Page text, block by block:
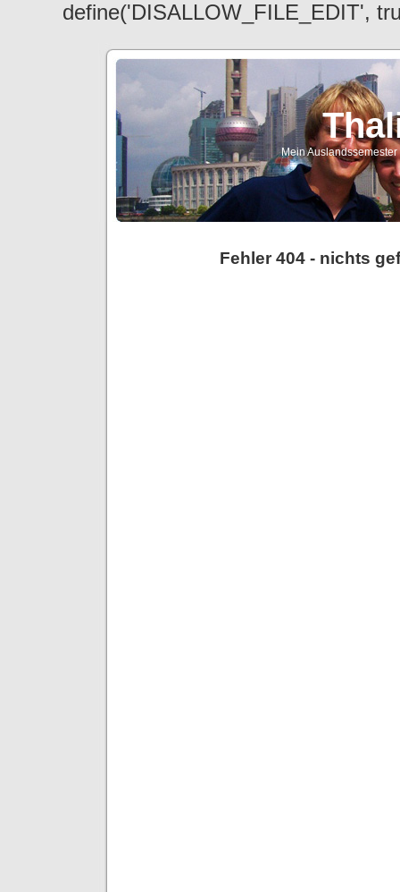
define('DISALLOW_FILE_EDIT',
Mein
Fehler 404 - nichts